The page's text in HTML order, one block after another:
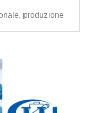
produzione